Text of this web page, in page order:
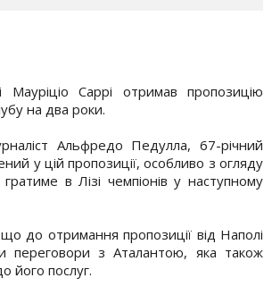
Мауріціо Саррі отримав пропозицію
на два роки.
Альфредо Педулла, 67-річний
у цій пропозиції, особливо з огляду
в Лізі чемпіонів у наступному
до отримання пропозиції від Наполі
переговори з Аталантою, яка також
його послуг.